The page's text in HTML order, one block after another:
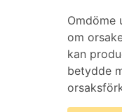
Omdöme
om
kan
betydde